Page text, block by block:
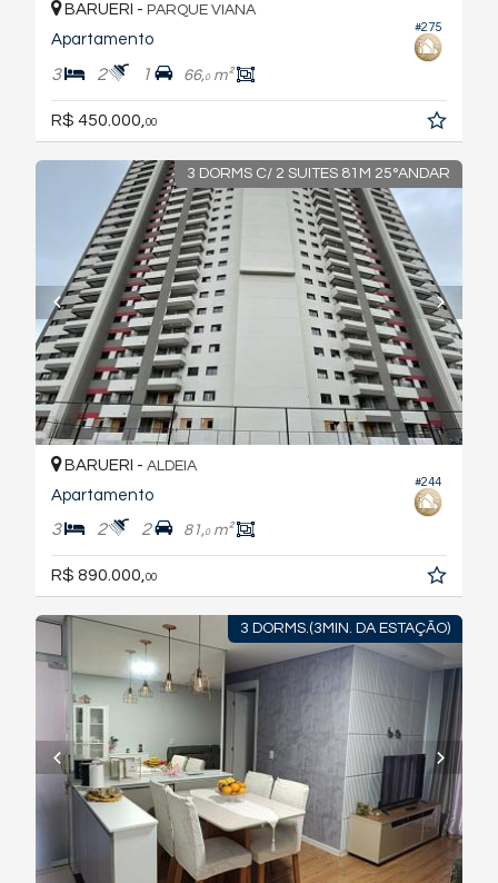
#275
BARUERI - PARQUE VIANA
Apartamento
3 2 1 66,0m²
R$ 450.000, 00
3 DORMS C/ 2 SUITES 81M 25°ANDAR
#244
BARUERI - ALDEIA
Apartamento
3 2 2 81,0m²
R$ 890.000,00
3 DORMS.(3MIN. DA ESTAÇÃO)